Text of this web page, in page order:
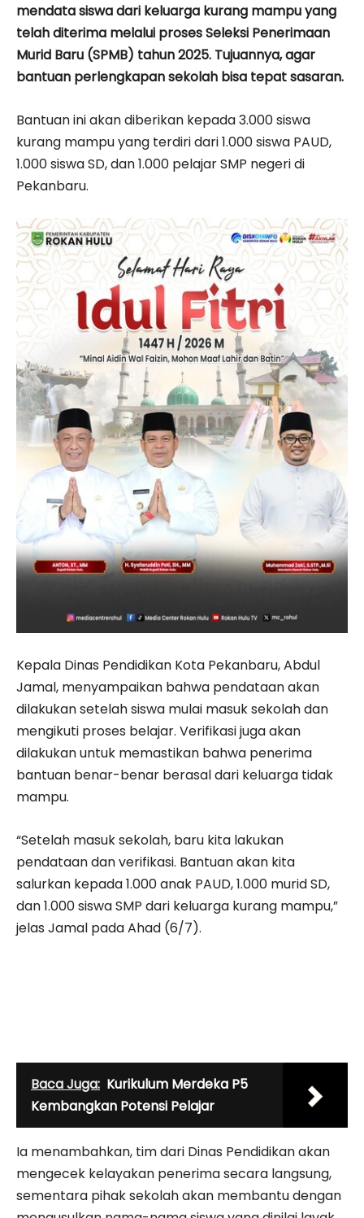
mendata siswa dari keluarga kurang mampu yang
telah diterima melalui proses Seleksi Penerimaan
Murid Baru (SPMB) tahun 2025. Tujuannya, agar
bantuan perlengkapan sekolah bisa tepat sasaran.
Bantuan ini akan diberikan kepada 3.000 siswa
kurang mampu yang terdiri dari 1.000 siswa PAUD,
1.000 siswa SD, dan 1.000 pelajar SMP negeri di
Pekanbaru.
Kepala Dinas Pendidikan Kota Pekanbaru, Abdul
Jamal, menyampaikan bahwa pendataan akan
dilakukan setelah siswa mulai masuk sekolah dan
mengikuti proses belajar. Verifikasi juga akan
dilakukan untuk memastikan bahwa penerima
bantuan benar-benar berasal dari keluarga tidak
mampu.
“Setelah masuk sekolah, baru kita lakukan
pendataan dan verifikasi. Bantuan akan kita
salurkan kepada 1.000 anak PAUD, 1.000 murid SD,
dan 1.000 siswa SMP dari keluarga kurang mampu,”
jelas Jamal pada Ahad (6/7).
Baca Juga: Kurikulum Merdeka P5
Kembangkan Potensi Pelajar
Ia menambahkan, tim dari Dinas Pendidikan akan
mengecek kelayakan penerima secara langsung,
sementara pihak sekolah akan membantu dengan